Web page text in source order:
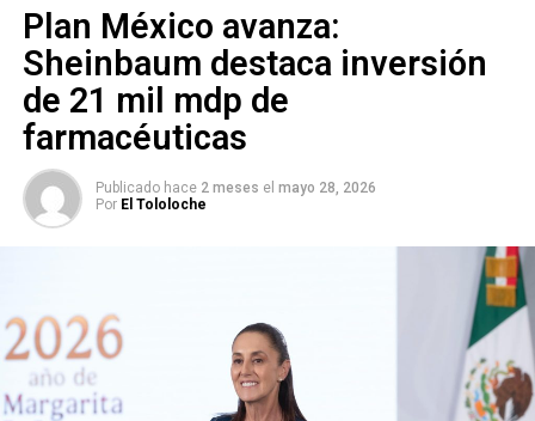
Plan México avanza:
Sheinbaum destaca inversión
de 21 mil mdp de
farmacéuticas
Publicado hace 2 meses el mayo 28, 2026
Por El Tololoche